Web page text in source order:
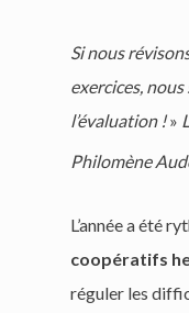
Si nous
exercices,
l’évaluation !»
Philomène
L’année a été
coopératifs
réguler les